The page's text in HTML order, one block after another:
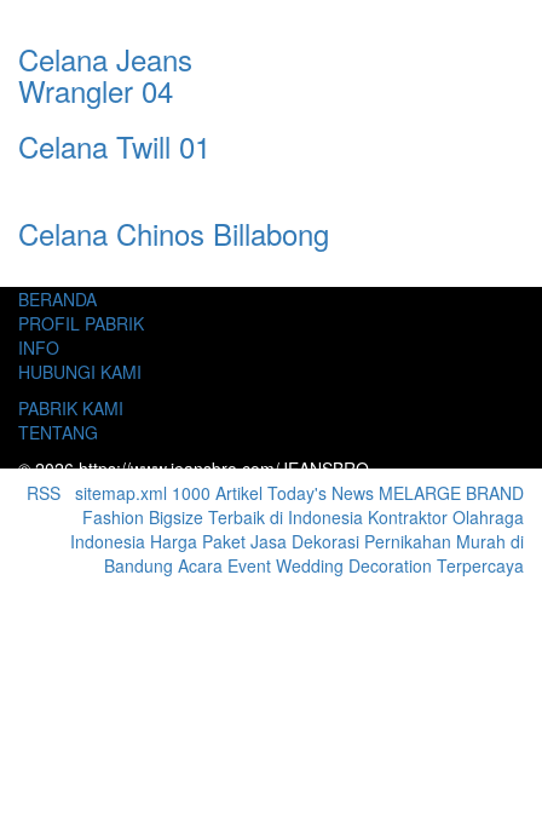
Celana Jeans
Wrangler 04
Celana Twill 01
Celana Chinos Billabong
BERANDA
PROFIL PABRIK
INFO
HUBUNGI KAMI
PABRIK KAMI
TENTANG
© 2026 https://www.jeansbro.com/JEANSBRO
RSS sitemap.xml 1000 Artikel Today's News MELARGE BRAND
Fashion Bigsize Terbaik di Indonesia Kontraktor Olahraga
Indonesia Harga Paket Jasa Dekorasi Pernikahan Murah di
Bandung Acara Event Wedding Decoration Terpercaya